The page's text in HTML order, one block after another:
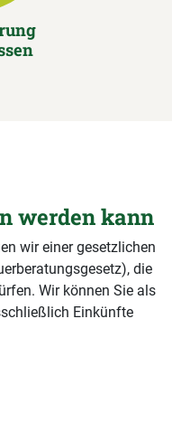
werden kann
wir einer gesetzlichen
die
Wir können Sie als
Einkünfte